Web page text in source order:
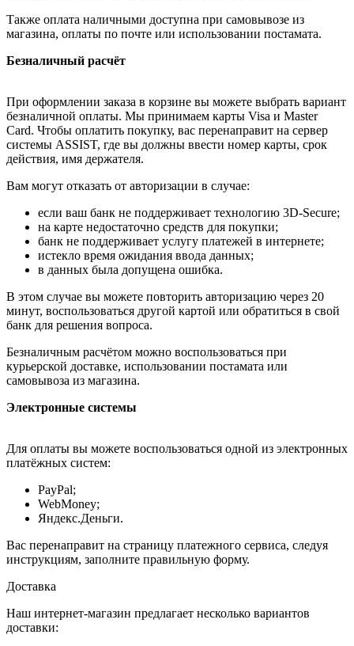
Также оплата наличными доступна при самовывозе из
магазина, оплаты по почте или использовании постамата.
Безналичный расчёт
При оформлении заказа в корзине вы можете выбрать вариант
безналичной оплаты. Мы принимаем карты Visa и Master
Card. Чтобы оплатить покупку, вас перенаправит на сервер
системы ASSIST, где вы должны ввести номер карты, срок
действия, имя держателя.
Вам могут отказать от авторизации в случае:
если ваш банк не поддерживает технологию 3D-Secure;
на карте недостаточно средств для покупки;
банк не поддерживает услугу платежей в интернете;
истекло время ожидания ввода данных;
в данных была допущена ошибка.
В этом случае вы можете повторить авторизацию через 20
минут, воспользоваться другой картой или обратиться в свой
банк для решения вопроса.
Безналичным расчётом можно воспользоваться при
курьерской доставке, использовании постамата или
самовывоза из магазина.
Электронные системы
Для оплаты вы можете воспользоваться одной из электронных
платёжных систем:
PayPal;
WebMoney;
Яндекс.Деньги.
Вас перенаправит на страницу платежного сервиса, следуя
инструкциям, заполните правильную форму.
Доставка
Наш интернет-магазин предлагает несколько вариантов
доставки: